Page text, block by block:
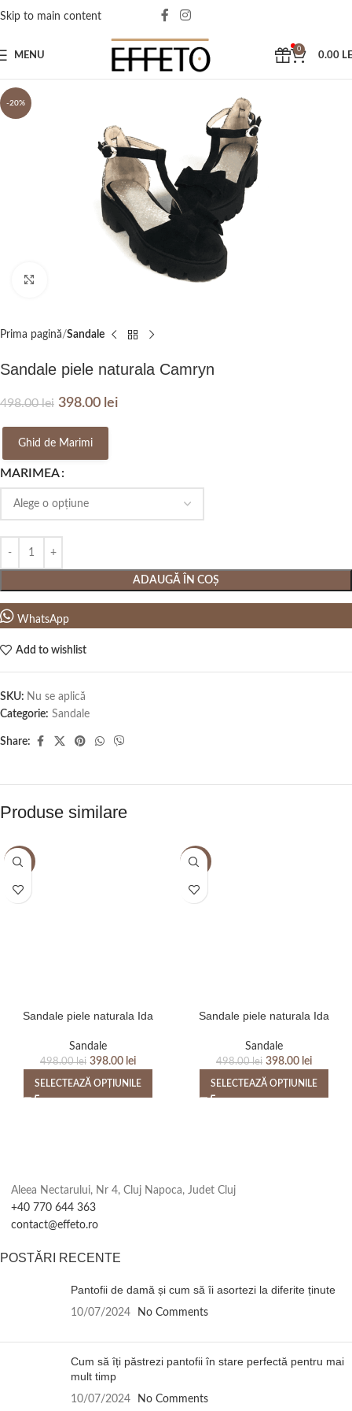
Skip to main content
MENU
0
0.00
-20%
Prima pagină Sandale
Sandale piele naturala Camryn
498.00lei 398.00 lei
Ghid de Marimi
MARIMEA
ADAUGĂ ÎN COȘ
WhatsApp
Add to wishlist
SKU: Nu se aplică
Categorie: Sandale
Share:
Produse similare
-20%
Sandale piele naturala Ida
Sandale
498.00lei 398.00 lei
SELECTEAZĂ OPȚIUNILE
-20%
Sandale piele naturala Ida
Sandale
498.00lei 398.00 lei
SELECTEAZĂ OPȚIUNILE
Aleea Nectarului, Nr 4, Cluj Napoca, Judet Cluj
+40 770 644 363
contact@effeto.ro
POSTĂRI RECENTE
Pantofii de damă și cum să îi asortezi la diferite ținute
10/07/2024 No Comments
Cum să îți păstrezi pantofii în stare perfectă pentru mai
mult timp
10/07/2024 No Comments